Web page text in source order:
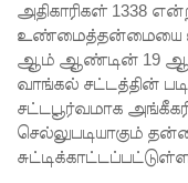
திறப்பு!
சாகரவின்
சர்ச்சை
கருத்து
அதிகாரிகள் 1338
உண்மைத்தன்மையை
ஆம் ஆண்டின் 19 ஆம்
வாங்கல் சட்டத்தின்
சட்டபூர்வமாக
செல்லுபடியாகும்